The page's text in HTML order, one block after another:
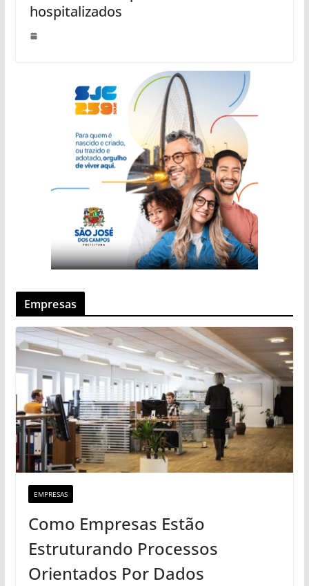
hospitalizados
Empresas
EMPRESAS
Como Empresas Estão
Estruturando Processos
Orientados Por Dados